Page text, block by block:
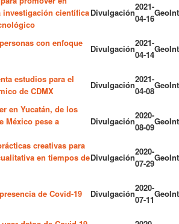
investigación científicaDivulgación
2021-
04-16
GeoInt
con enfoque
Divulgación
2021-
04-14
GeoInt
estudios para el
de CDMX
Divulgación
2021-
04-08
GeoInt
en Yucatán, de los
México pese a
Divulgación
2020-
08-09
GeoInt
creativas para
en tiempos deDivulgación
2020-
07-29
GeoInt
de Covid-19 Divulgación
2020-
07-11
GeoInt